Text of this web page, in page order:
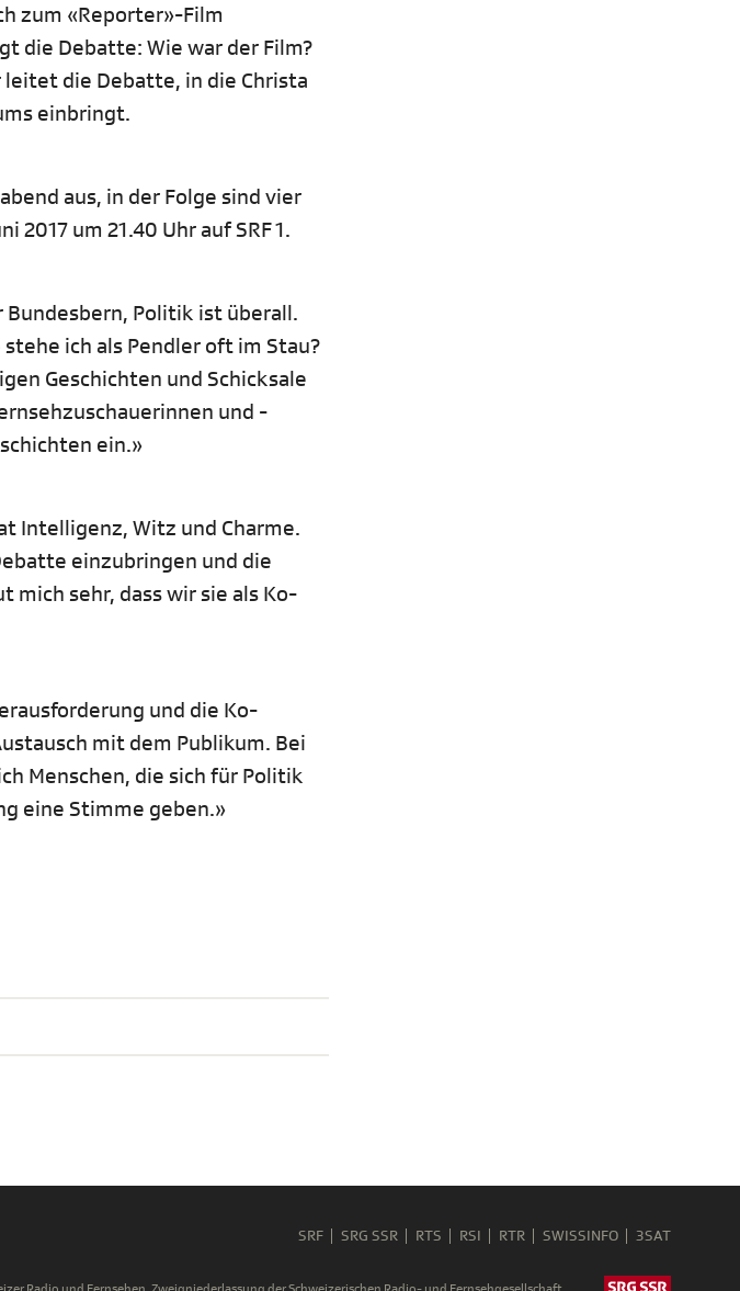
zum «Reporter»-Film
die Debatte: Wie war der Film?
leitet die Debatte, in die Christa
einbringt.
aus, in der Folge sind vier
um 21.40 Uhr auf SRF 1.
Politik ist überall.
stehe ich als Pendler oft im Stau?
Geschichten und Schicksale
und -
ein.»
Intelligenz, Witz und Charme.
einzubringen und die
sehr, dass wir sie als Ko-
und die Ko-
mit dem Publikum. Bei
Menschen, die sich für Politik
eine Stimme geben.»
SRF SRG SSR RTS RSI RTR SWISSINFO 3SAT